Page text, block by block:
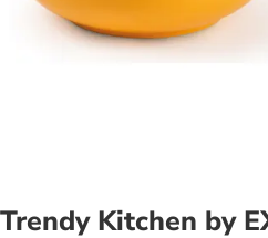
Trendy Kitchen by